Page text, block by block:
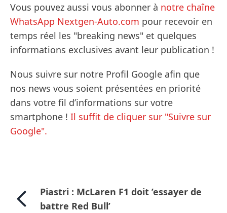
Vous pouvez aussi vous abonner à notre chaîne
WhatsApp Nextgen-Auto.com pour recevoir en
temps réel les "breaking news" et quelques
informations exclusives avant leur publication !
Nous suivre sur notre Profil Google afin que
nos news vous soient présentées en priorité
dans votre fil d’informations sur votre
smartphone ! Il suffit de cliquer sur "Suivre sur
Google".
Piastri : McLaren F1 doit ’essayer de
battre Red Bull’